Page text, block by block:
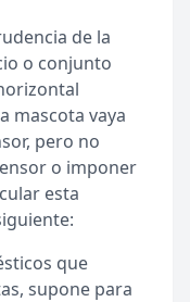
de la
o conjunto
mascota vaya
pero no
o imponer
esta
que
supone para